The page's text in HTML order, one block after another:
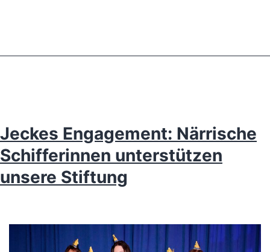
Jeckes Engagement: Närrische
Schifferinnen unterstützen
unsere Stiftung